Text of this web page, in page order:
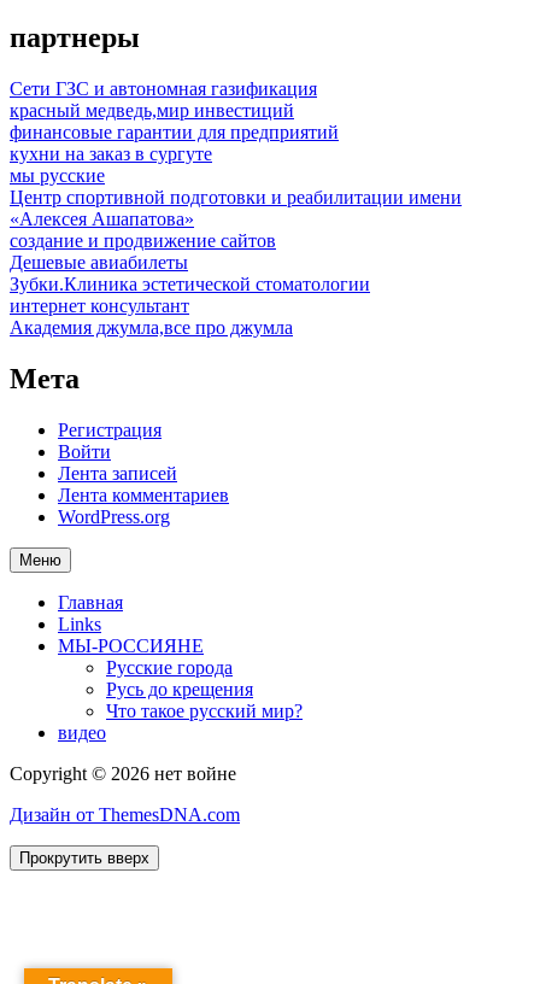
партнеры
Сети ГЗС и автономная газификация
красный медведь,мир инвестиций
финансовые гарантии для предприятий
кухни на заказ в сургуте
мы русские
Центр спортивной подготовки и реабилитации имени
«Алексея Ашапатова»
создание и продвижение сайтов
Дешевые авиабилеты
Зубки.Клиника эстетической стоматологии
интернет консультант
Академия джумла,все про джумла
Мета
Регистрация
Войти
Лента записей
Лента комментариев
WordPress.org
Меню
Главная
Links
МЫ-РОССИЯНЕ
Русские города
Русь до крещения
Что такое русский мир?
видео
Copyright © 2026 нет войне
Дизайн от ThemesDNA.com
Прокрутить вверх